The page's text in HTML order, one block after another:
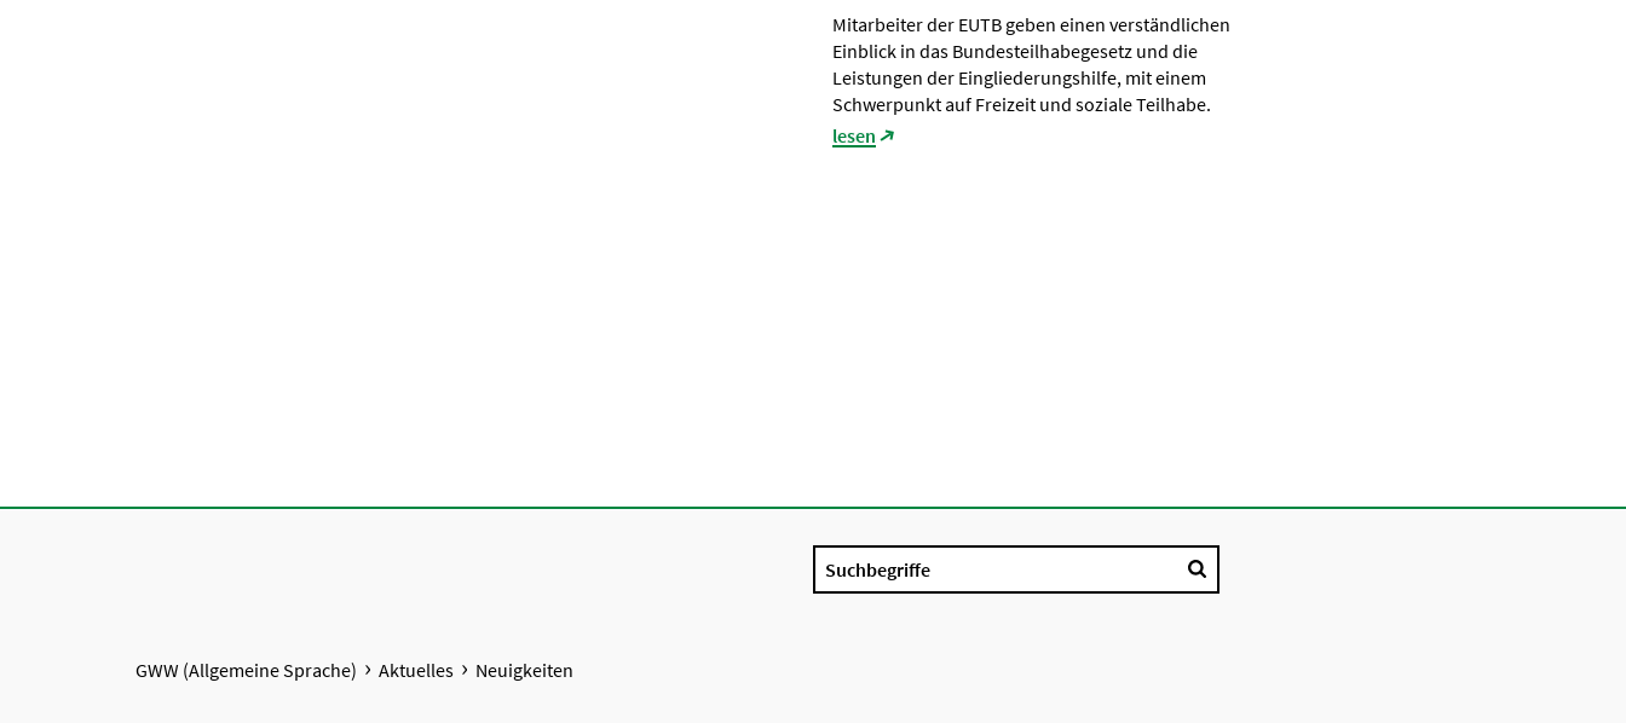
Mitarbeiter der EUTB geben einen verständlichen
Einblick in das Bundesteilhabegesetz und die
Leistungen der Eingliederungshilfe, mit einem
Schwerpunkt auf Freizeit und soziale Teilhabe.
lesen
Suchbegriffe
GWW (Allgemeine Sprache) Aktuelles Neuigkeiten